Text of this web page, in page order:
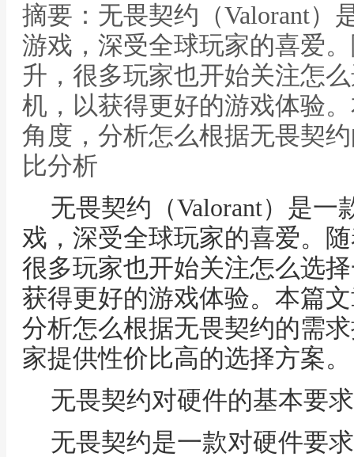
摘要：无畏契约（Valorant）
游戏，深受全球玩家的喜爱
升，很多玩家也开始关注怎
机，以获得更好的游戏体验
角度，分析怎么根据无畏契
比分析
无畏契约（Valorant）是
戏，深受全球玩家的喜爱。
很多玩家也开始关注怎么选
获得更好的游戏体验。本篇
分析怎么根据无畏契约的需
家提供性价比高的选择方案。
无畏契约对硬件的基本要求
无畏契约是一款对硬件要